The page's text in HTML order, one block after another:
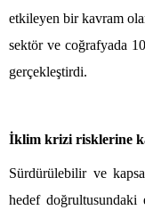
etkileyen bir kavram
sektör ve coğrafyada
gerçekleştirdi.
İklim krizi risklerine
Sürdürülebilir ve
hedef doğrultusundaki